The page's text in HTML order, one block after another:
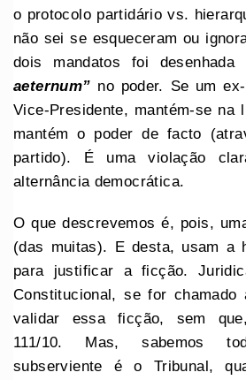
o protocolo partidário vs.
não sei se esqueceram ou
dois mandatos foi
aeternum” no poder. Se um
Vice-Presidente, mantém-se na
mantém o poder de facto
partido). É uma violação
alternância democrática.
O que descrevemos é, pois,
(das muitas). E desta, usam a
para justificar a ficção.
Constitucional, se for chamado
validar essa ficção, sem
111/10. Mas, sabemos
subserviente é o Tribunal,